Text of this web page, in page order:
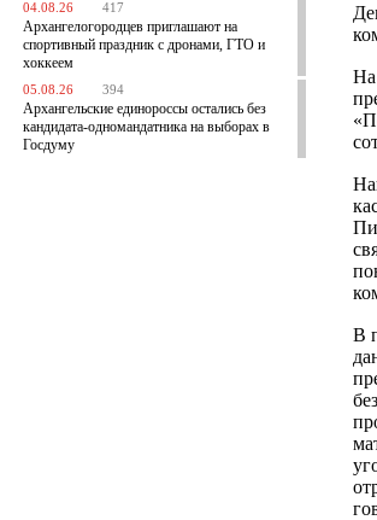
04.08.26 417
Архангелогородцев приглашают на
спортивный праздник с дронами, ГТО и
хоккеем
05.08.26 394
Архангельские единороссы остались без
кандидата-одномандатника на выборах в
Госдуму
На
В